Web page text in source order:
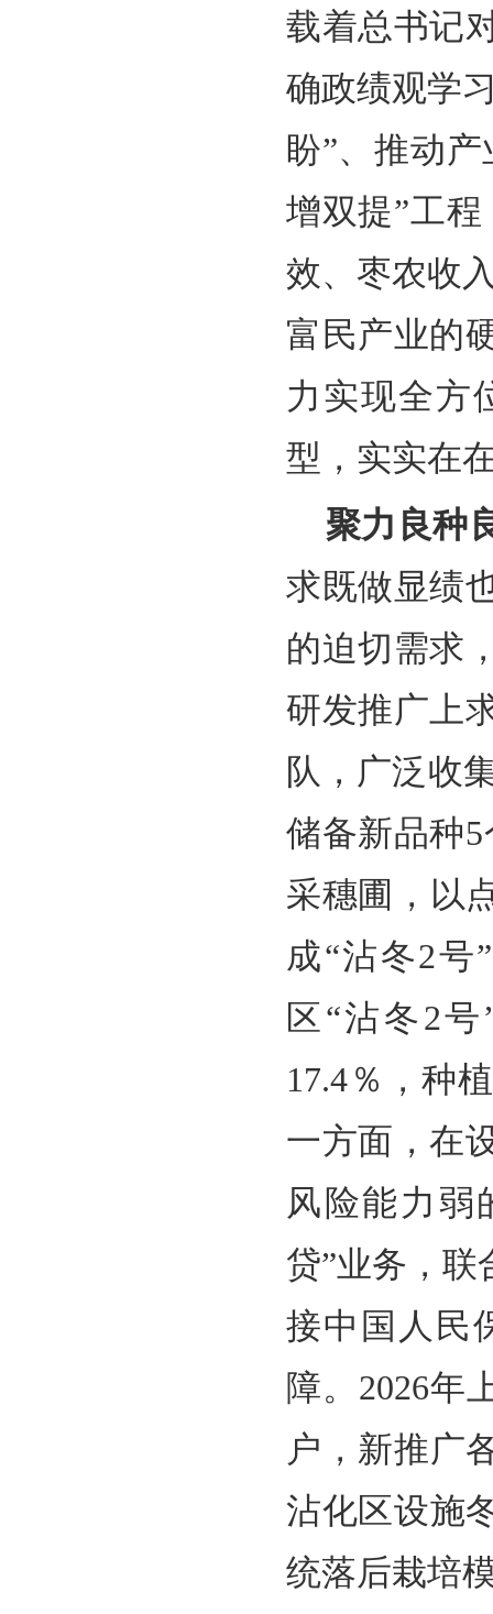
载着总书记
确政绩观学
盼”、推动
增双提”工
效、枣农收
富民产业的
力实现全方
型，实实在
聚力良种
求既做显绩
的迫切需求
研发推广上
队，广泛收
储备新品种
采穗圃，以
成“沾冬2号
区“沾冬2
17.4％，种
一方面，在
风险能力弱
贷”业务，
接中国人民
障。2026年
户，新推广
沾化区设施
统落后栽培